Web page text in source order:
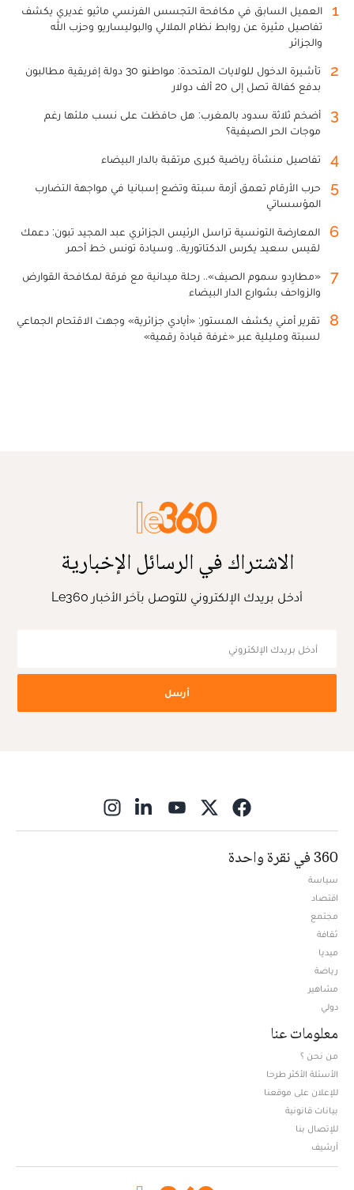
1
العميل السابق في مكافحة التجسس الفرنسي ماثيو غديري يكشف
تفاصيل مثيرة عن روابط نظام الملالي والبوليساريو وحزب الله
والجزائر
2
تأشيرة الدخول للولايات المتحدة: مواطنو 30 دولة إفريقية مطالبون
بدفع كفالة تصل إلى 20 ألف دولار
3
أضخم ثلاثة سدود بالمغرب: هل حافظت على نسب ملئها رغم
موجات الحر الصيفية؟
4 تفاصيل منشأة رياضية كبرى مرتقبة بالدار البيضاء
5
حرب الأرقام تعمق أزمة سبتة وتضع إسبانيا في مواجهة التضارب
المؤسساتي
6
المعارضة التونسية تراسل الرئيس الجزائري عبد المجيد تبون: دعمك
لقيس سعيد يكرس الدكتاتورية.. وسيادة تونس خط أحمر
7
«مطارِدو سموم الصيف».. رحلة ميدانية مع فرقة لمكافحة القوارض
والزواحف بشوارع الدار البيضاء
8
تقرير أمني يكشف المستور: «أيادي جزائرية» وجهت الاقتحام الجماعي
لسبتة ومليلية عبر «غرفة قيادة رقمية»
الاشتراك في الرسائل الإخبارية
أدخل بريدك الإلكتروني للتوصل بآخر الأخبار Le360
أرسل
360 في نقرة واحدة
سياسة
اقتصاد
مجتمع
ثقافة
ميديا
رياضة
مشاهير
دولي
معلومات عنا
من نحن ؟
الأسئلة الأكثر طرحا
للإعلان على موقعنا
بيانات قانونية
للإتصال بنا
أرشيف